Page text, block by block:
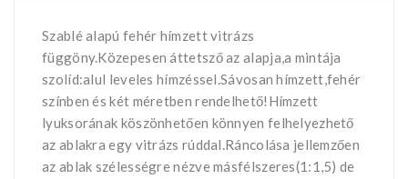
Szablé alapú fehér hímzett vitrázs
függöny.Közepesen áttetsző az alapja,a mintája
szolíd:alul leveles hímzéssel.Sávosan hímzett,fehér
színben és két méretben rendelhető!Hímzett
lyuksorának köszönhetően könnyen felhelyezhető
az ablakra egy vitrázs rúddal.Ráncolása jellemzően
az ablak szélességre nézve másfélszeres(1:1,5) de